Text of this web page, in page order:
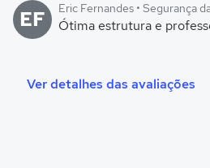
EF Eric Fernandes • Segurança
Ótima estrutura e
Ver detalhes das avaliações